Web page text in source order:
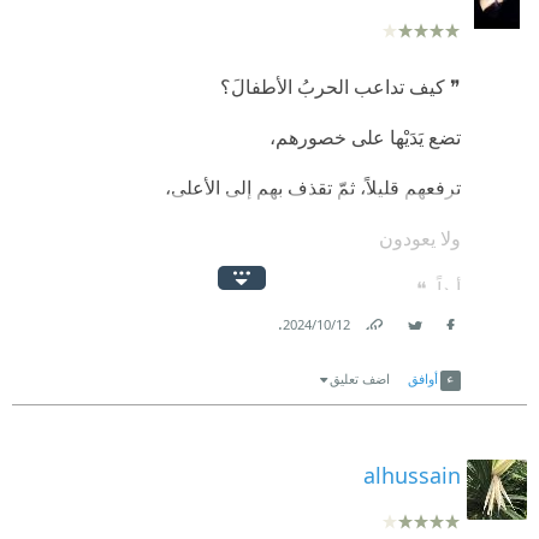
❞ كيف ‬تداعب ‬الحربُ ‬الأطفالَ؟‬‬‬
⁠‫تضع ‬يَدَيْها ‬على ‬خصورهم،‬‬‬
⁠‫ترفعهم ‬قليلاً، ‬ثمّ ‬تقذف ‬بهم ‬إلى ‬الأعلى،‬‬‬‬‬‬
⁠‫ولا ‬يعودون‬
⁠‫أبداً‭.‬ ❝
12‏/10‏/2024
.
أوافق اضف تعليق
alhussain